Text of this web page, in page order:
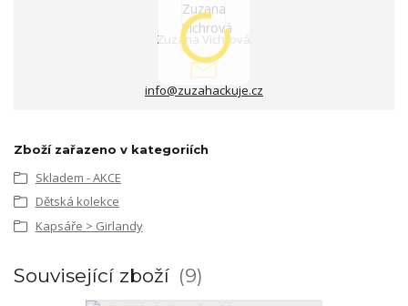
Zuzana Vichrová
info@zuzahackuje.cz
Zboží zařazeno v kategoriích
Skladem - AKCE
Dětská kolekce
Kapsáře > Girlandy
Související zboží 9